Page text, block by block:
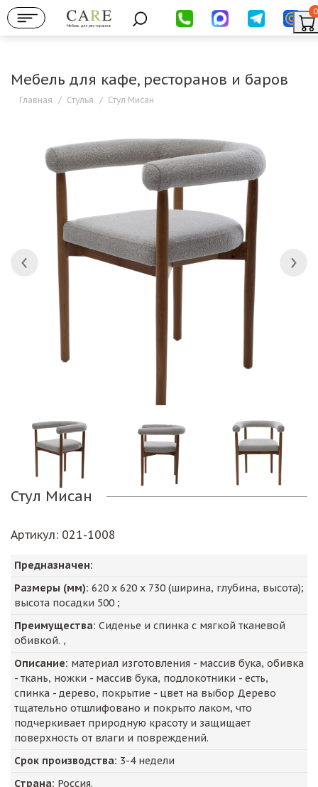
Мебель для ресторанов
0
Мебель для кафе, ресторанов и баров
Главная / Стулья / Стул Мисан
Стул Мисан
Артикул: 021-1008
Предназначен:
Размеры (мм): 620 х 620 х 730 (ширина, глубина, высота);
высота посадки 500 ;
Преимущества: Сиденье и спинка с мягкой тканевой
обивкой. ,
Описание: материал изготовления - массив бука, обивка
- ткань, ножки - массив бука, подлокотники - есть,
спинка - дерево, покрытие - цвет на выбор Дерево
тщательно отшлифовано и покрыто лаком, что
подчеркивает природную красоту и защищает
поверхность от влаги и повреждений.
Срок производства: 3-4 недели
Страна: Россия.